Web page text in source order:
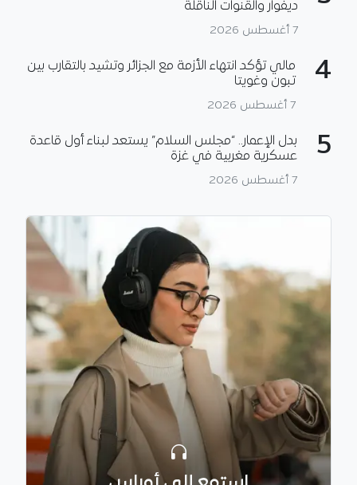
ديفوار والقنوات الناقلة
7 أغسطس 2026
4
مالي تؤكد انتهاء الأزمة مع الجزائر وتشيد بالتقارب بين
تبون وغويتا
7 أغسطس 2026
5
بدل الإعمار.. “مجلس السلام” يستعد لبناء أول قاعدة
عسكرية مغربية في غزة
7 أغسطس 2026